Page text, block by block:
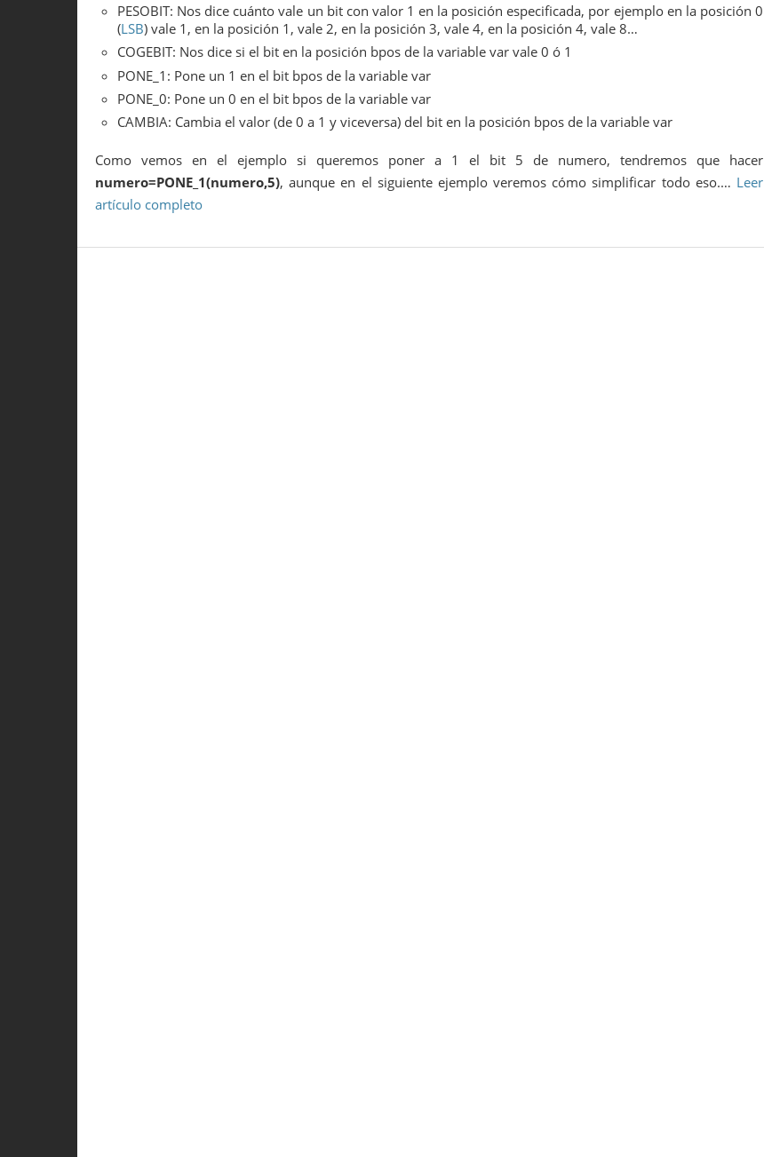
22
23
25
26
28
29
33
34
37
for ( i 31 ;i>=0;i--)
printf("\n");
numero= PONE_1 (numero, 17) ;
numero=PONE_0 (numero, 3) ;
CAMBIA numero 5
for (i=31;i>=0;i-- )
printf(
PESOBIT: Nos dice cuánto vale un bit con valor 1 en la posición especificada, por ejemplo en la posición 0
(LSB) vale 1, en la posición 1, vale 2, en la posición 3, vale 4, en la posición 4, vale 8…
COGEBIT: Nos dice si el bit en la posición bpos de la variable var vale 0 ó 1
PONE_1: Pone un 1 en el bit bpos de la variable var
PONE_0: Pone un 0 en el bit bpos de la variable var
CAMBIA: Cambia el valor (de 0 a 1 y viceversa) del bit en la posición bpos de la variable var
Como vemos en el ejemplo si queremos poner a 1 el bit 5 de numero, tendremos que hacer
numero=PONE_1(numero,5), aunque en el siguiente ejemplo veremos cómo simplificar todo eso.… Leer
artículo completo